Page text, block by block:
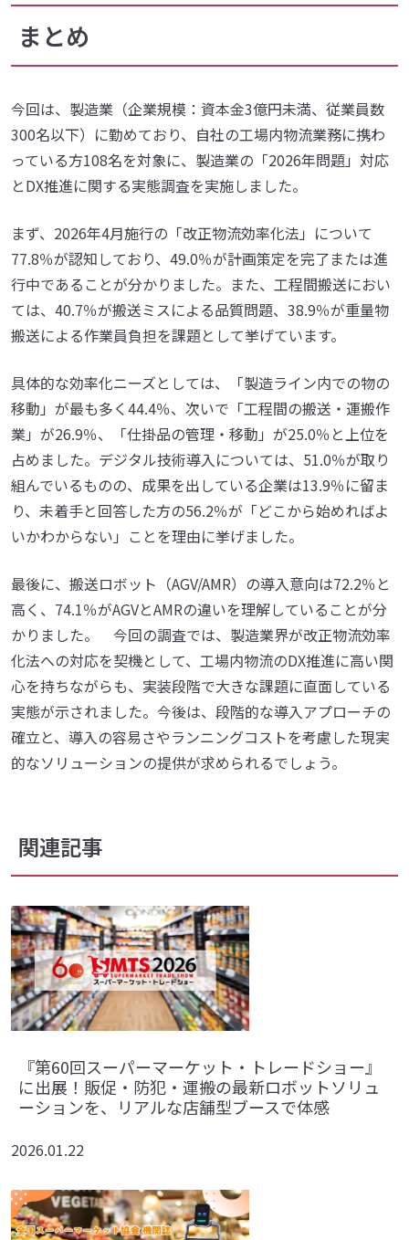
まとめ
今回は、製造業（企業規模：資本金3億円未満、従業員数
300名以下）に勤めており、自社の工場内物流業務に携わ
っている方108名を対象に、製造業の「2026年問題」対応
とDX推進に関する実態調査を実施しました。
まず、2026年4月施行の「改正物流効率化法」について
77.8％が認知しており、49.0％が計画策定を完了または進
行中であることが分かりました。また、工程間搬送におい
ては、40.7％が搬送ミスによる品質問題、38.9％が重量物
搬送による作業員負担を課題として挙げています。
具体的な効率化ニーズとしては、「製造ライン内での物の
移動」が最も多く44.4％、次いで「工程間の搬送・運搬作
業」が26.9％、「仕掛品の管理・移動」が25.0％と上位を
占めました。デジタル技術導入については、51.0％が取り
組んでいるものの、成果を出している企業は13.9％に留ま
り、未着手と回答した方の56.2％が「どこから始めればよ
いかわからない」ことを理由に挙げました。
最後に、搬送ロボット（AGV/AMR）の導入意向は72.2％と
高く、74.1％がAGVとAMRの違いを理解していることが分
かりました。 今回の調査では、製造業界が改正物流効率
化法への対応を契機として、工場内物流のDX推進に高い関
心を持ちながらも、実装段階で大きな課題に直面している
実態が示されました。今後は、段階的な導入アプローチの
確立と、導入の容易さやランニングコストを考慮した現実
的なソリューションの提供が求められるでしょう。
関連記事
『第60回スーパーマーケット・トレードショー』
に出展！販促・防犯・運搬の最新ロボットソリュ
ーションを、リアルな店舗型ブースで体感
2026.01.22